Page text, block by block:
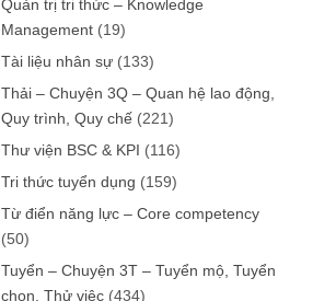
Quản trị tri thức – Knowledge
Management (19)
Tài liệu nhân sự (133)
Thải – Chuyện 3Q – Quan hệ lao động,
Quy trình, Quy chế (221)
Thư viện BSC & KPI (116)
Tri thức tuyển dụng (159)
Từ điển năng lực – Core competency
(50)
Tuyển – Chuyện 3T – Tuyển mộ, Tuyển
chọn, Thử việc (434)